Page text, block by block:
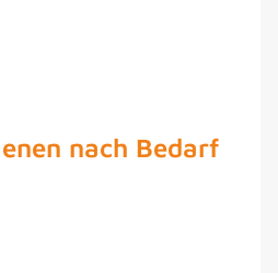
nach Bedarf